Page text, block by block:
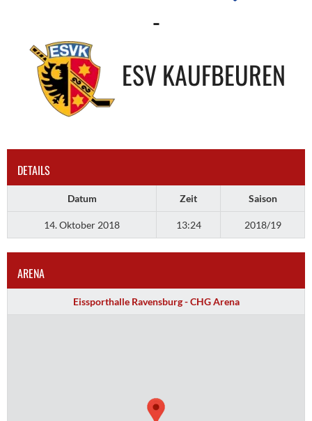
-
ESV KAUFBEUREN
DETAILS
Datum Zeit Saison
14. Oktober 2018 13:24 2018/19
ARENA
Eissporthalle Ravensburg - CHG Arena